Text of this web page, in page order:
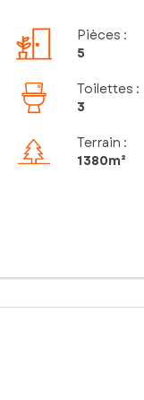
Pièces :
5
Toilettes :
3
Terrain :
1 380m²